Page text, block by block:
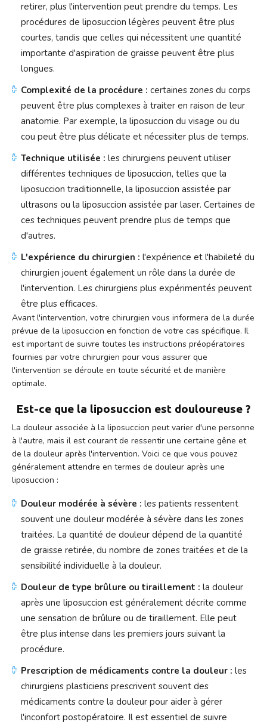
retirer, plus l'intervention peut prendre du temps. Les
procédures de liposuccion légères peuvent être plus
courtes, tandis que celles qui nécessitent une quantité
importante d'aspiration de graisse peuvent être plus
longues.
Complexité de la procédure : certaines zones du corps
peuvent être plus complexes à traiter en raison de leur
anatomie. Par exemple, la liposuccion du visage ou du
cou peut être plus délicate et nécessiter plus de temps.
Technique utilisée : les chirurgiens peuvent utiliser
différentes techniques de liposuccion, telles que la
liposuccion traditionnelle, la liposuccion assistée par
ultrasons ou la liposuccion assistée par laser. Certaines de
ces techniques peuvent prendre plus de temps que
d'autres.
L'expérience du chirurgien : l'expérience et l'habileté du
chirurgien jouent également un rôle dans la durée de
l'intervention. Les chirurgiens plus expérimentés peuvent
être plus efficaces.
Avant l'intervention, votre chirurgien vous informera de la durée
prévue de la liposuccion en fonction de votre cas spécifique. Il
est important de suivre toutes les instructions préopératoires
fournies par votre chirurgien pour vous assurer que
l'intervention se déroule en toute sécurité et de manière
optimale.
Est-ce que la liposuccion est douloureuse ?
La douleur associée à la liposuccion peut varier d'une personne
à l'autre, mais il est courant de ressentir une certaine gêne et
de la douleur après l'intervention. Voici ce que vous pouvez
généralement attendre en termes de douleur après une
liposuccion :
Douleur modérée à sévère : les patients ressentent
souvent une douleur modérée à sévère dans les zones
traitées. La quantité de douleur dépend de la quantité
de graisse retirée, du nombre de zones traitées et de la
sensibilité individuelle à la douleur.
Douleur de type brûlure ou tiraillement : la douleur
après une liposuccion est généralement décrite comme
une sensation de brûlure ou de tiraillement. Elle peut
être plus intense dans les premiers jours suivant la
procédure.
Prescription de médicaments contre la douleur : les
chirurgiens plasticiens prescrivent souvent des
médicaments contre la douleur pour aider à gérer
l'inconfort postopératoire. Il est essentiel de suivre